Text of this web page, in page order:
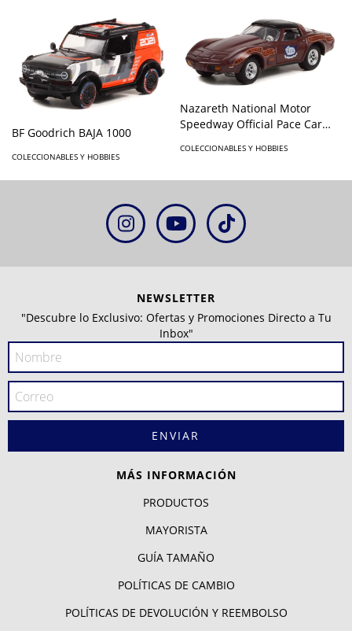
BF Goodrich BAJA 1000
COLECCIONABLES Y HOBBIES
Nazareth National Motor
Speedway Official Pace Car
COLECCIONABLES Y HOBBIES
NEWSLETTER
"Descubre lo Exclusivo: Ofertas y Promociones Directo a Tu
Inbox"
MÁS INFORMACIÓN
PRODUCTOS
MAYORISTA
GUÍA TAMAÑO
POLÍTICAS DE CAMBIO
POLÍTICAS DE DEVOLUCIÓN Y REEMBOLSO